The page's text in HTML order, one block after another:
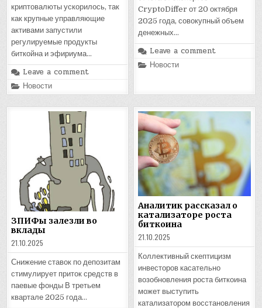
криптовалюты ускорилось, так
как крупные управляющие
активами запустили
регулируемые продукты
биткойна и эфириума…
Leave a comment
Posted
in
Новости
CryptoDiffer от 20 октября
2025 года, совокупный объем
денежных…
Leave a comment
Posted
Новости
ЗПИФы залезли во
вклады
21.10.2025
Снижение ставок по депозитам
стимулирует приток средств в
паевые фонды В третьем
квартале 2025 года…
Аналитик рассказал о
катализаторе роста
биткоина
21.10.2025
Коллективный скептицизм
инвесторов касательно
возобновления роста биткоина
может выступить
катализатором восстановления